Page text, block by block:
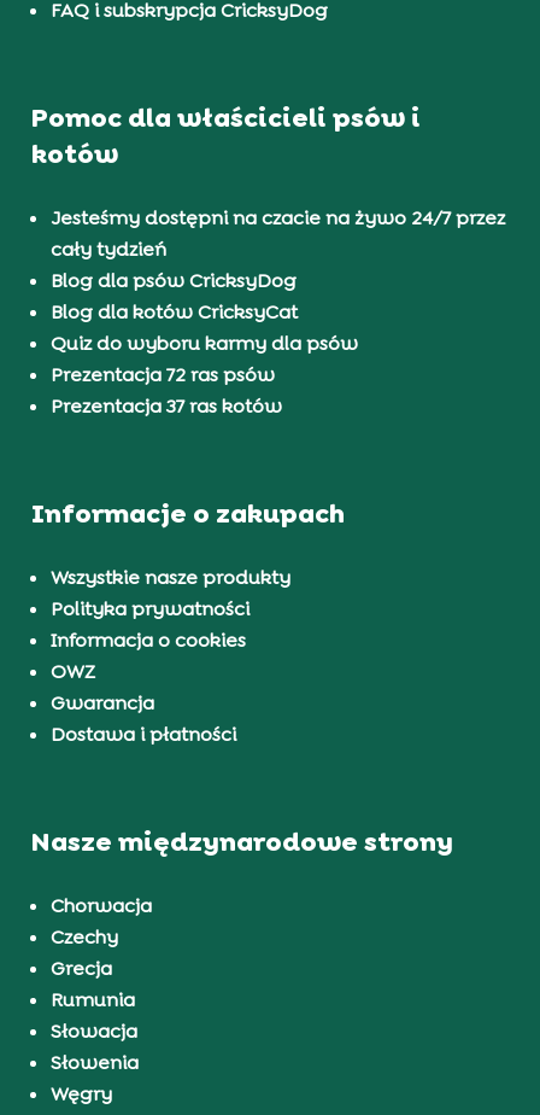
FAQ i subskrypcja CricksyDog
Pomoc dla właścicieli psów i
kotów
Jesteśmy dostępni na czacie na żywo 24/7 przez
cały tydzień
Blog dla psów CricksyDog
Blog dla kotów CricksyCat
Quiz do wyboru karmy dla psów
Prezentacja 72 ras psów
Prezentacja 37 ras kotów
Informacje o zakupach
Wszystkie nasze produkty
Polityka prywatności
Informacja o cookies
OWZ
Gwarancja
Dostawa i płatności
Nasze międzynarodowe strony
Chorwacja
Czechy
Grecja
Rumunia
Słowacja
Słowenia
Węgry